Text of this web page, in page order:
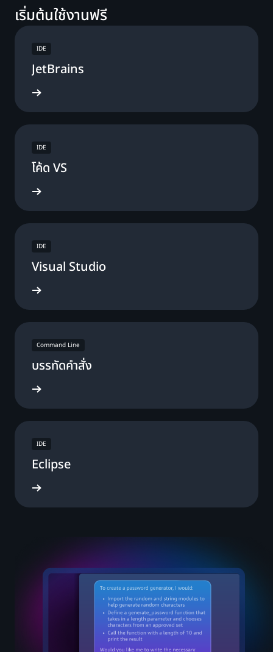
เริ่มต้นใช้งานฟรี
IDE
JetBrains
IDE
โค้ด VS
IDE
Visual Studio
Command Line
บรรทัดคำสั่ง
IDE
Eclipse